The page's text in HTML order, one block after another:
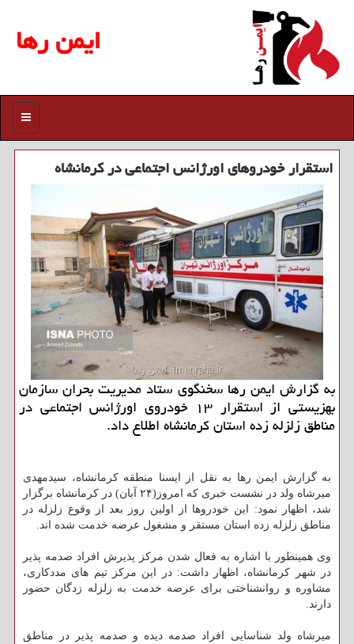
ایمن رها
منو
استقرار خودروهای اورژانس اجتماعی در كرمانشاه
به گزارش ایمن رها سخنگوی ستاد مدیریت بحران سازمان
بهزیستی از استقرار ۱۳ خودروی اورژانس اجتماعی در
مناطق زلزله زده استان كرمانشاه اطلاع داد.
به گزارش ایمن رها به نقل از ایسنا منطقه كرمانشاه، سیدمهدی
میرشاه ولد در نشست خبری كه امروز(۲۴ آبان) در كرمانشاه برگزار
شد، اظهار نمود: این خودروها از اولین روز بعد از وقوع زلزله در
مناطق زلزله زده استان مستقر و مشغول عرضه خدمت شده اند.
وی همینطور با اشاره به فعال شدن مركز پذیرش افراد صدمه پذیر
در شهر كرمانشاه، اظهار داشت: در این مركز تیم های مددكاری،
مشاوره و روانشناختی برای عرضه خدمت به زلزله زدگان حضور
دارند.
میرشاه ولد شناسایی افراد صدمه دیده و صدمه پذیر در مناطق